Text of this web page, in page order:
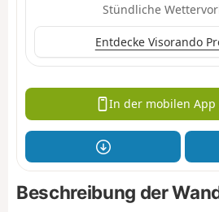
Stündliche
Entdecke Visorando
In der mobilen App
Beschreibung der